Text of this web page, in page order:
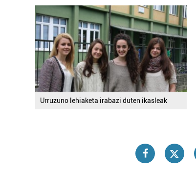
Urruzuno lehiaketa irabazi duten ikasleak